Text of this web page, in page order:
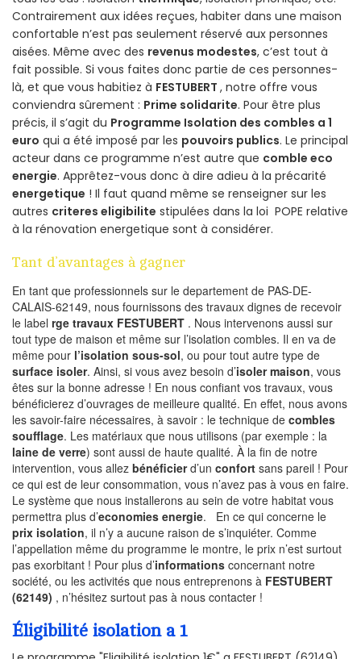
Contrairement aux idées reçues, habiter dans une maison
confortable n’est pas seulement réservé aux personnes
aisées. Même avec des revenus modestes, c’est tout à
fait possible. Si vous faites donc partie de ces personnes-
là, et que vous habitiez à FESTUBERT , notre offre vous
conviendra sûrement : Prime solidarite. Pour être plus
précis, il s’agit du Programme Isolation des combles a 1
euro qui a été imposé par les pouvoirs publics. Le principal
acteur dans ce programme n’est autre que comble eco
energie. Apprêtez-vous donc à dire adieu à la précarité
energetique ! Il faut quand même se renseigner sur les
autres criteres eligibilite stipulées dans la loi POPE relative
à la rénovation energetique sont à considérer.
Tant d’avantages à gagner
En tant que professionnels sur le departement de PAS-DE-
CALAIS-62149, nous fournissons des travaux dignes de recevoir
le label rge travaux FESTUBERT . Nous intervenons aussi sur
tout type de maison et même sur l’isolation combles. Il en va de
même pour l’isolation sous-sol, ou pour tout autre type de
surface isoler. Ainsi, si vous avez besoin d’isoler maison, vous
êtes sur la bonne adresse ! En nous confiant vos travaux, vous
bénéficierez d’ouvrages de meilleure qualité. En effet, nous avons
les savoir-faire nécessaires, à savoir : le technique de combles
soufflage. Les matériaux que nous utilisons (par exemple : la
laine de verre) sont aussi de haute qualité. À la fin de notre
intervention, vous allez bénéficierd’un confort sans pareil ! Pour
ce qui est de leur consommation, vous n’avez pas à vous en faire.
Le système que nous installerons au sein de votre habitat vous
permettra plus d’economies energie. En ce qui concerne le
prix isolation, il n’y a aucune raison de s’inquiéter. Comme
l’appellation même du programme le montre, le prix n’est surtout
pas exorbitant ! Pour plus d’informations concernant notre
société, ou les activités que nous entreprenons à FESTUBERT
(62149) , n’hésitez surtout pas à nous contacter !
Éligibilité isolation a 1